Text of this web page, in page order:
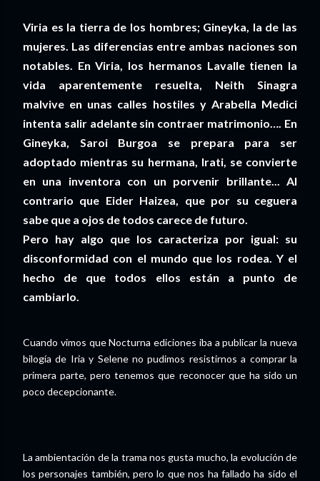
Viria es la tierra de los hombres; Gineyka, la de las
mujeres. Las diferencias entre ambas naciones son
notables. En Viria, los hermanos Lavalle tienen la
vida aparentemente resuelta, Neith Sinagra
malvive en unas calles hostiles y Arabella Medici
intenta salir adelante sin contraer matrimonio…. En
Gineyka, Saroi Burgoa se prepara para ser
adoptado mientras su hermana, Irati, se convierte
en una inventora con un porvenir brillante... Al
contrario que Eider Haizea, que por su ceguera
sabe que a ojos de todos carece de futuro.
Pero hay algo que los caracteriza por igual: su
disconformidad con el mundo que los rodea. Y el
hecho de que todos ellos están a punto de
cambiarlo.
Cuando vimos que Nocturna ediciones iba a publicar la nueva
bilogía de Iria y Selene no pudimos resistirnos a comprar la
primera parte, pero tenemos que reconocer que ha sido un
poco decepcionante.
La ambientación de la trama nos gusta mucho, la evolución de
los personajes también, pero lo que nos ha fallado ha sido el